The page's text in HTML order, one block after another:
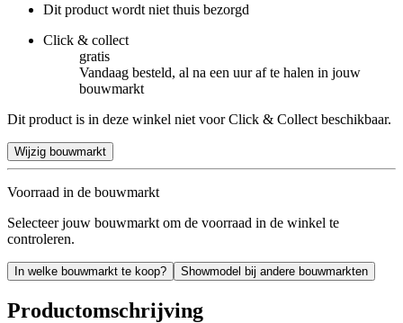
Dit product wordt niet thuis bezorgd
Click & collect
gratis
Vandaag besteld, al na een uur af te halen in jouw
bouwmarkt
Dit product is in deze winkel niet voor Click & Collect beschikbaar.
Wijzig bouwmarkt
Voorraad in de bouwmarkt
Selecteer jouw bouwmarkt om de voorraad in de winkel te
controleren.
In welke bouwmarkt te koop? Showmodel bij andere bouwmarkten
Productomschrijving